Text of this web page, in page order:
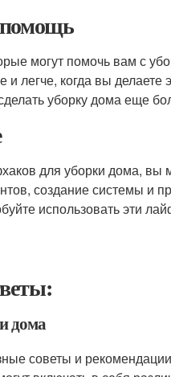
могут помочь вам с
легче, когда вы
уборку дома еще
для уборки дома, вы
создание системы и
использовать эти
дома
советы и